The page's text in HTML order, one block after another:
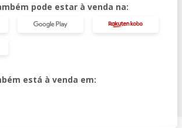
pode estar à venda na:
está à venda em: